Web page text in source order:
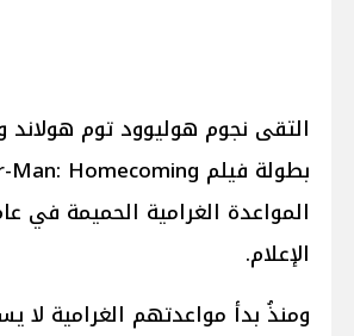
التقى نجوم هوليوود توم هولاند
الإعلام.
ومنذُ بدأ مواعدتهم الغرامية لا